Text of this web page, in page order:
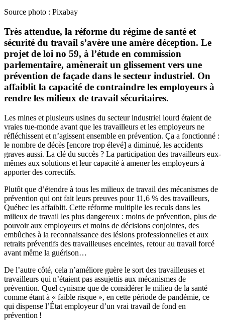
Source photo : Pixabay
Très attendue, la réforme du régime de santé et
sécurité du travail s’avère une amère déception. Le
projet de loi no 59, à l’étude en commission
parlementaire, amènerait un glissement vers une
prévention de façade dans le secteur industriel. On
affaiblit la capacité de contraindre les employeurs à
rendre les milieux de travail sécuritaires.
Les mines et plusieurs usines du secteur industriel lourd étaient de
vraies tue-monde avant que les travailleurs et les employeurs ne
réfléchissent et n’agissent ensemble en prévention. Ça a fonctionné :
le nombre de décès [encore trop élevé] a diminué, les accidents
graves aussi. La clé du succès ? La participation des travailleurs eux-
mêmes aux solutions et leur capacité à amener les employeurs à
apporter des correctifs.
Plutôt que d’étendre à tous les milieux de travail des mécanismes de
prévention qui ont fait leurs preuves pour 11,6 % des travailleurs,
Québec les affaiblit. Cette réforme multiplie les reculs dans les
milieux de travail les plus dangereux : moins de prévention, plus de
pouvoir aux employeurs et moins de décisions conjointes, des
embûches à la reconnaissance des lésions professionnelles et aux
retraits préventifs des travailleuses enceintes, retour au travail forcé
avant même la guérison…
De l’autre côté, cela n’améliore guère le sort des travailleuses et
travailleurs qui n’étaient pas assujettis aux mécanismes de
prévention. Quel cynisme que de considérer le milieu de la santé
comme étant à « faible risque », en cette période de pandémie, ce
qui dispense l’État employeur d’un vrai travail de fond en
prévention !